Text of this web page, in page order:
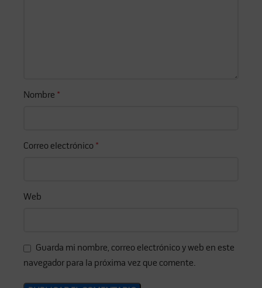
Nombre *
Correo electrónico *
Web
Guarda mi nombre, correo electrónico y web en este
navegador para la próxima vez que comente.